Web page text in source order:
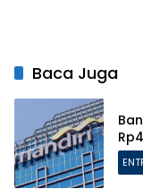
Baca Juga